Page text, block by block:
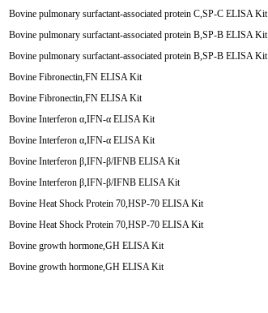
Bovine pulmonary surfactant-associated protein C,SP-C ELISA Kit
Bovine pulmonary surfactant-associated protein B,SP-B ELISA Kit
Bovine pulmonary surfactant-associated protein B,SP-B ELISA Kit
Bovine Fibronectin,FN ELISA Kit
Bovine Fibronectin,FN ELISA Kit
Bovine Interferon α,IFN-α ELISA Kit
Bovine Interferon α,IFN-α ELISA Kit
Bovine Interferon β,IFN-β/IFNB ELISA Kit
Bovine Interferon β,IFN-β/IFNB ELISA Kit
Bovine Heat Shock Protein 70,HSP-70 ELISA Kit
Bovine Heat Shock Protein 70,HSP-70 ELISA Kit
Bovine growth hormone,GH ELISA Kit
Bovine growth hormone,GH ELISA Kit